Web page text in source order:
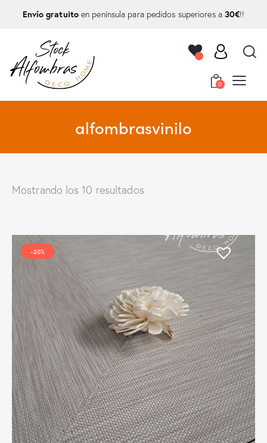
Envío gratuitoen península para pedidos superiores a 30€!!
0
alfombrasvinilo
Mostrando los 10 resultados
-20%